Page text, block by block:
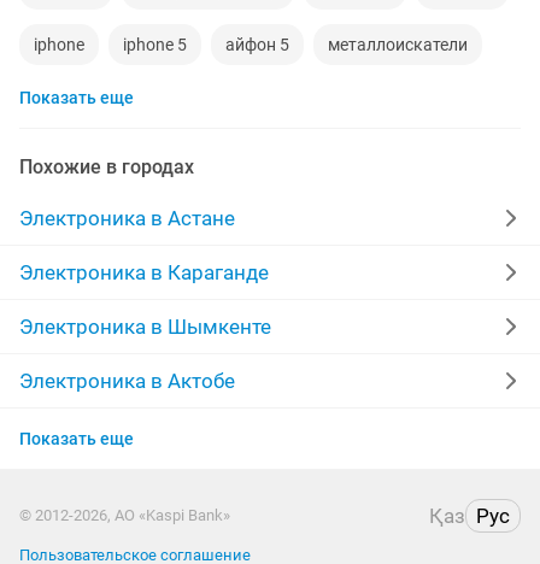
iphone iphone 5 айфон 5 металлоискатели
видеокарты
процессор playstation
apple watch беспроводные наушники
моноблок обмен ddr2
macbook компьютер
Показать еще
Похожие в городах
Электроника в Астане
Электроника в Караганде
Электроника в Шымкенте
Электроника в Актобе
Электроника в Актау
Электроника в Таразе
Показать еще
© 2012-2026, АО «Kaspi Bank» Қаз Рус
Пользовательское соглашение